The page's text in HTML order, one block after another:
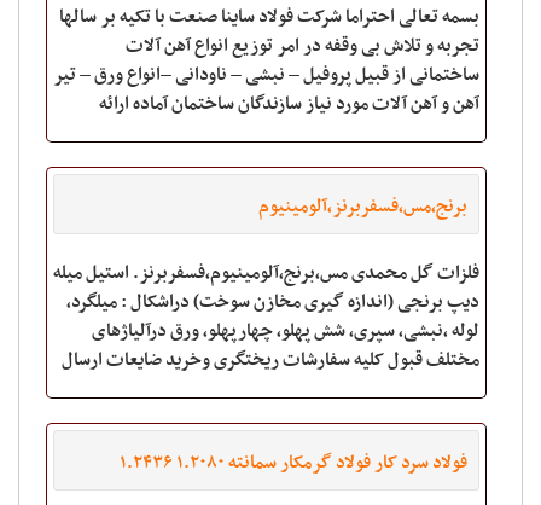
ناودانی- نبشی – پروفیل -
بسمه تعالی احتراما شرکت فولاد ساینا صنعت با تکیه بر سالها
تجربه و تلاش بی وقفه در امر توزیع انواع آهن آلات
ساختمانی از قبیل پروفیل – نبشی – ناودانی –انواع ورق – تیر
آهن و آهن آلات مورد نیاز سازندگان ساختمان آماده ارائه
برنج،مس،فسفربرنز،آلومینیوم
فلزات گل محمدی مس،برنج،آلومینیوم،فسفربرنز. استیل میله
دیپ برنجی (اندازه گیری مخازن سوخت) دراشکال : میلگرد،
لوله ،نبشی، سپری، شش پهلو، چهارپهلو، ورق درآلیاژهای
مختلف قبول کلیه سفارشات ریختگری وخرید ضایعات ارسال
فولاد سرد کار فولاد گرمکار سمانته ۱.۲۰۸۰ ۱.۲۴۳۶